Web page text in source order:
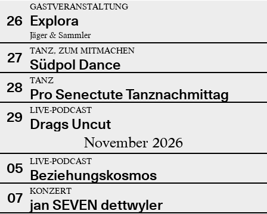
26
GASTVERANSTALTUNG
Explora
Jäger & Sammler
27 TANZ, ZUM MITMACHEN
Südpol Dance
28
TANZ
Pro Senectute Tanznachmittag
29
LIVE-PODCAST
Drags Uncut
November 2026
05 LIVE-PODCAST
Beziehungskosmos
07
KONZERT
jan SEVEN dettwyler